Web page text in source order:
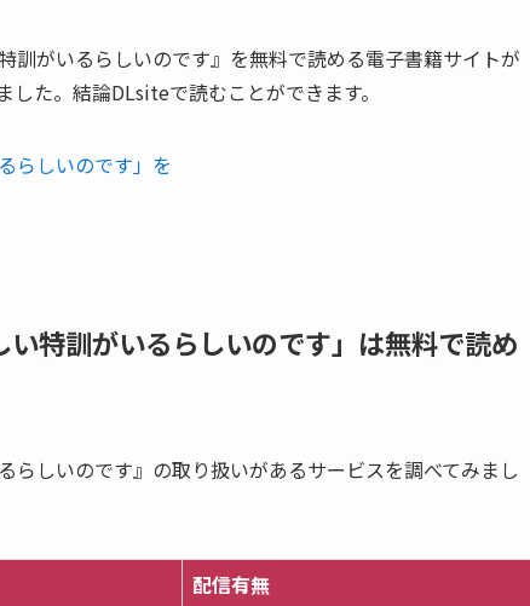
訓がいるらしいのです』を無料で読める電子書籍サイトが
た。結論DLsiteで読むことができます。
らしいのです」を
い特訓がいるらしいのです」は無料で読め
らしいのです』の取り扱いがあるサービスを調べてみまし
配信有無